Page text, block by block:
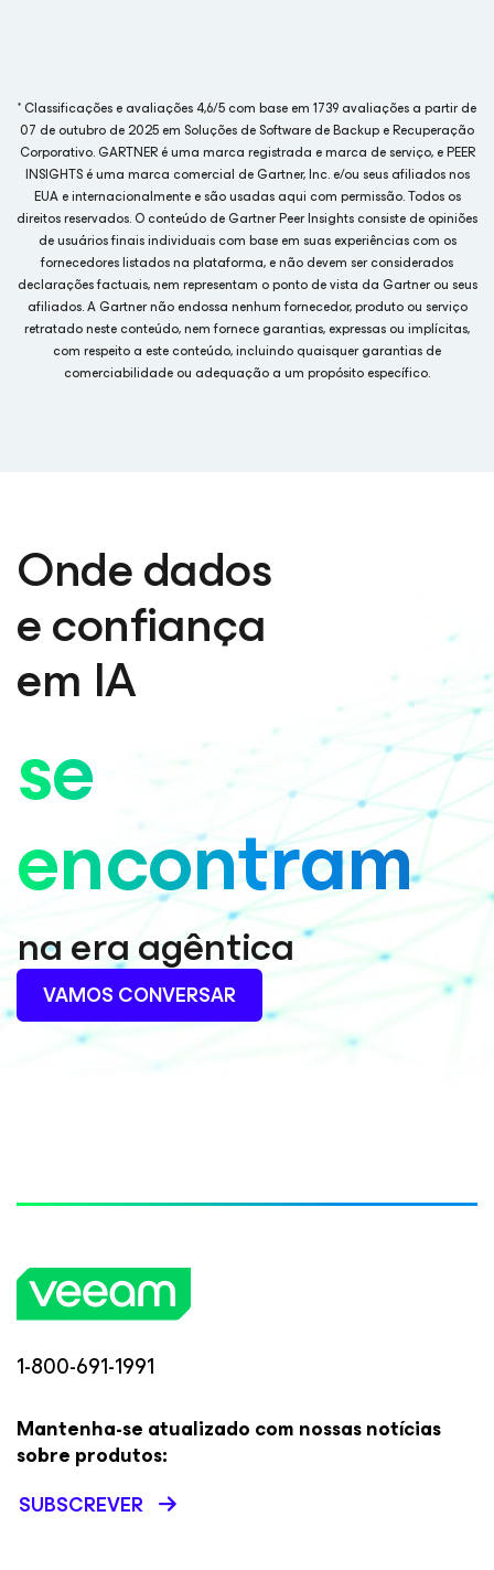
* Classificações e avaliações 4,6/5 com base em 1739 avaliações a partir de
07 de outubro de 2025 em Soluções de Software de Backup e Recuperação
Corporativo. GARTNER é uma marca registrada e marca de serviço, e PEER
INSIGHTS é uma marca comercial de Gartner, Inc. e/ou seus afiliados nos
EUA e internacionalmente e são usadas aqui com permissão. Todos os
direitos reservados. O conteúdo de Gartner Peer Insights consiste de opiniões
de usuários finais individuais com base em suas experiências com os
fornecedores listados na plataforma, e não devem ser considerados
declarações factuais, nem representam o ponto de vista da Gartner ou seus
afiliados. A Gartner não endossa nenhum fornecedor, produto ou serviço
retratado neste conteúdo, nem fornece garantias, expressas ou implícitas,
com respeito a este conteúdo, incluindo quaisquer garantias de
comerciabilidade ou adequação a um propósito específico.
Onde dados
e confiança
em IA
se
encontram
na era agêntica
VAMOS CONVERSAR
1-800-691-1991
Mantenha-se atualizado com nossas notícias
sobre produtos:
SUBSCREVER